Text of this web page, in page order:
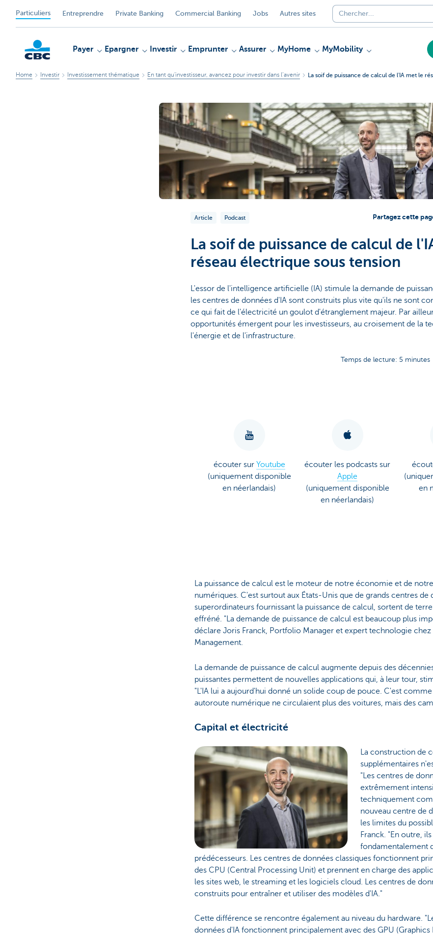
Particuliers Entreprendre Private Banking Commercial Banking Jobs Autres sites
Payer Epargner Investir Emprunter Assurer MyHome MyMobility
Home Investir Investissement thématique En tant qu'investisseur, avancez pour investir dans l’avenir La soif de puissance de calcul de l'IA met le
Article Podcast Partagez cette
La soif de puissance de calcul de
réseau électrique sous tension
L'essor de l'intelligence artificielle (IA) stimule la demande de
les centres de données d'IA sont construits plus vite qu'ils ne sont
ce qui fait de l'électricité un goulot d'étranglement majeur. Par
opportunités émergent pour les investisseurs, au croisement de la
l'énergie et de l'infrastructure.
Temps de lecture: 5 minutes
écouter sur Youtube
(uniquement disponible
en néerlandais)
écouter les podcasts sur
Apple
(uniquement disponible
en néerlandais)
en
La puissance de calcul est le moteur de notre économie et de
numériques. C'est surtout aux États-Unis que de grands centres de
superordinateurs fournissant la puissance de calcul, sortent de
effréné. "La demande de puissance de calcul est beaucoup plus
déclare Joris Franck, Portfolio Manager et expert technologie chez
Management.
La demande de puissance de calcul augmente depuis des
puissantes permettent de nouvelles applications qui, à leur tour,
"L'IA lui a aujourd'hui donné un solide coup de pouce. C'est
autoroute numérique ne circulaient plus des voitures, mais des
Capital et électricité
La construction de
supplémentaires
"Les centres de
extrêmement
techniquement
nouveau centre de
les limites du
Franck. "En outre,
fondamentalement
prédécesseurs. Les centres de données classiques fonctionnent
des CPU (Central Processing Unit) et prennent en charge des
les sites web, le streaming et les logiciels cloud. Les centres de
construits pour entraîner et utiliser des modèles d'IA."
Cette différence se rencontre également au niveau du hardware.
données d'IA fonctionnent principalement avec des GPU (Graphics